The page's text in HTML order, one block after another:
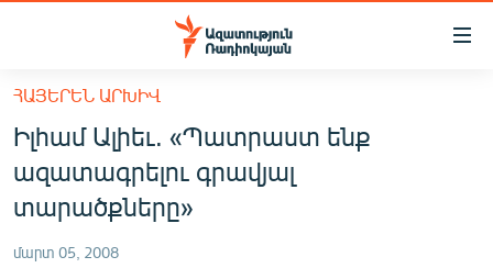
Մատչելիության
հիմնական
բովանդակությանը
հիմնական
մենյուին
ՀԱՅԱՍՏԱՆ
ՔԱՂԱՔԱԿԱՆ
ՀԱՅԵՐԵՆ ԱՐԽԻՎ
Իլհամ Ալիեւ. «Պատրաստ ենք
ազատագրելու գրավյալ
տարածքները»
մարտ 05, 2008